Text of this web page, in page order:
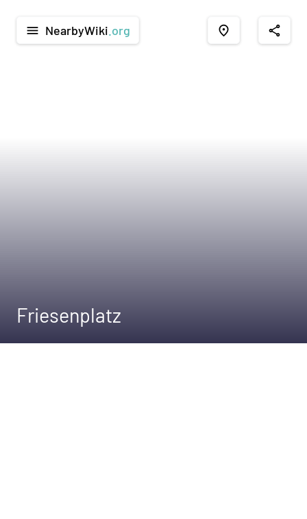
menu NearbyWiki .org place share
Friesenplatz